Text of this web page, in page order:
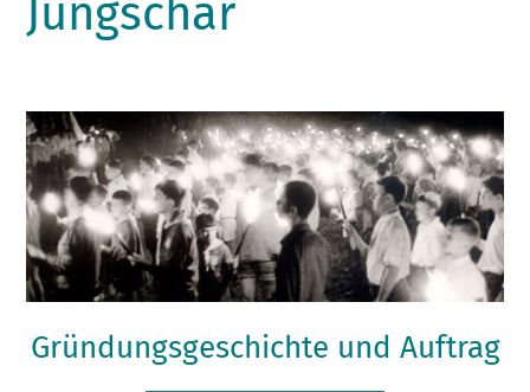
Jungschar
Gründungsgeschichte und Auftrag